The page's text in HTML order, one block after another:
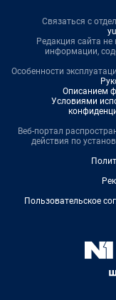
Связаться с
Редакция сайта не
информации,
Особенности
Описанием
Условиями
Веб-портал
действия по
Пользовательское